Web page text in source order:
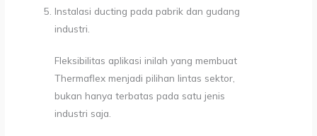
Instalasi ducting pada pabrik dan gudang
industri.
Fleksibilitas aplikasi inilah yang membuat
Thermaflex menjadi pilihan lintas sektor,
bukan hanya terbatas pada satu jenis
industri saja.